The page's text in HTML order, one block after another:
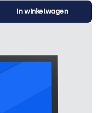
In winkelwagen